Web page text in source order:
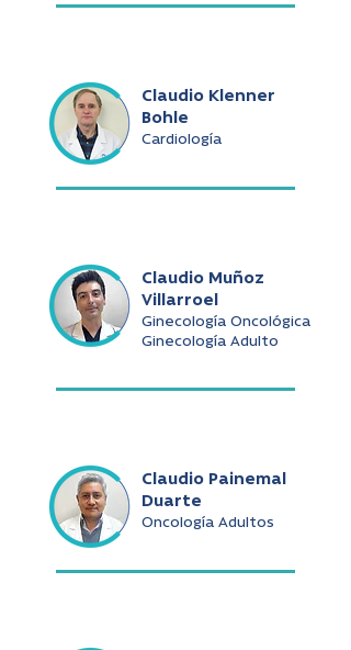
Claudio Klenner
Bohle
Cardiología
Claudio Muñoz
Villarroel
Ginecología Oncológica
Ginecología Adulto
Claudio Painemal
Duarte
Oncología Adultos